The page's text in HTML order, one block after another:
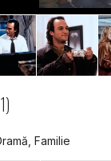
Familie